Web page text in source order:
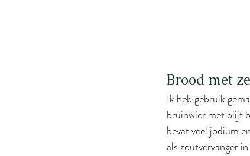
Brood met
Ik heb gebruik
bruinwier met olijf
bevat veel jodium
als zoutvervanger